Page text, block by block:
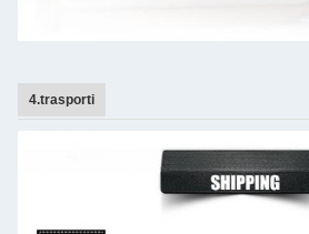
4.trasporti